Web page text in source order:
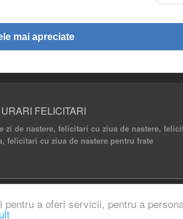
a oferi servicii, pentru a
mai apreciate
FELICITARI
zi de nastere, felicitari cu ziua de nastere,
felicitari cu ziua de nastere pentru frate